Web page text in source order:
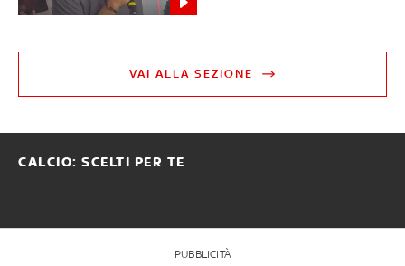
VAI ALLA SEZIONE
CALCIO: SCELTI PER TE
PUBBLICITÀ